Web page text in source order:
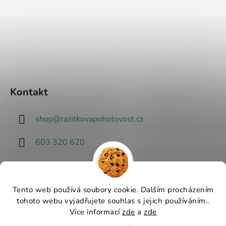
Tento web používá soubory cookie. Dalším procházením
tohoto webu vyjadřujete souhlas s jejich používáním..
Více informací zde a zde
Kontakt
shop@razitkovapohotovost.cz
603 320 620
Návrhář designu